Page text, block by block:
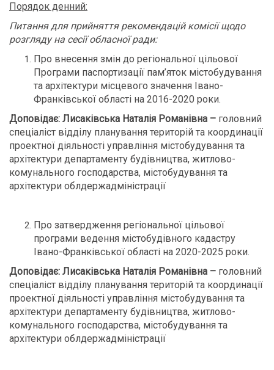
Порядок денний:
Питання для прийняття рекомендацій комісії щодо
розгляду на сесії обласної ради:
Про внесення змін до регіональної цільової
Програми паспортизації пам’яток містобудування
та архітектури місцевого значення Івано-
Франківської області на 2016-2020 роки.
Доповідає: Лисаківська Наталія Романівна – головний
спеціаліст відділу планування територій та координації
проектної діяльності управління містобудування та
архітектури департаменту будівництва, житлово-
комунального господарства, містобудування та
архітектури облдержадміністрації
Про затвердження регіональної цільової
програми ведення містобудівного кадастру
Івано-Франківської області на 2020-2025 роки.
Доповідає: Лисаківська Наталія Романівна – головний
спеціаліст відділу планування територій та координації
проектної діяльності управління містобудування та
архітектури департаменту будівництва, житлово-
комунального господарства, містобудування та
архітектури облдержадміністрації